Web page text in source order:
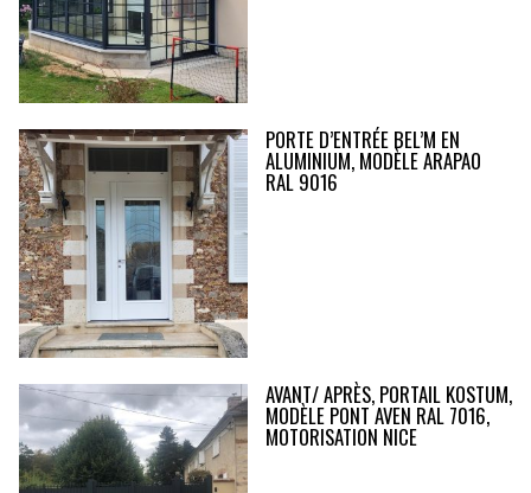
PORTE D’ENTRÉE BEL’M EN
ALUMINIUM, MODÈLE ARAPAO
RAL 9016
AVANT/ APRÈS, PORTAIL KOSTUM,
MODÈLE PONT AVEN RAL 7016,
MOTORISATION NICE